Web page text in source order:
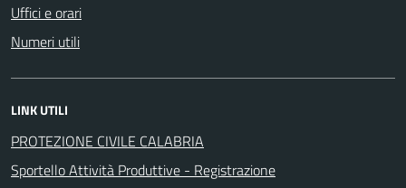
Uffici e orari
Numeri utili
LINK UTILI
PROTEZIONE CIVILE CALABRIA
Sportello Attività Produttive - Registrazione